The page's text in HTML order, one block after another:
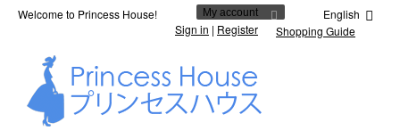
English
My account
Welcome to Princess House!
Sign in | Register Shopping Guide